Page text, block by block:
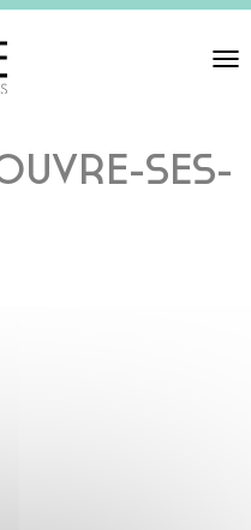
Toggle
SES-